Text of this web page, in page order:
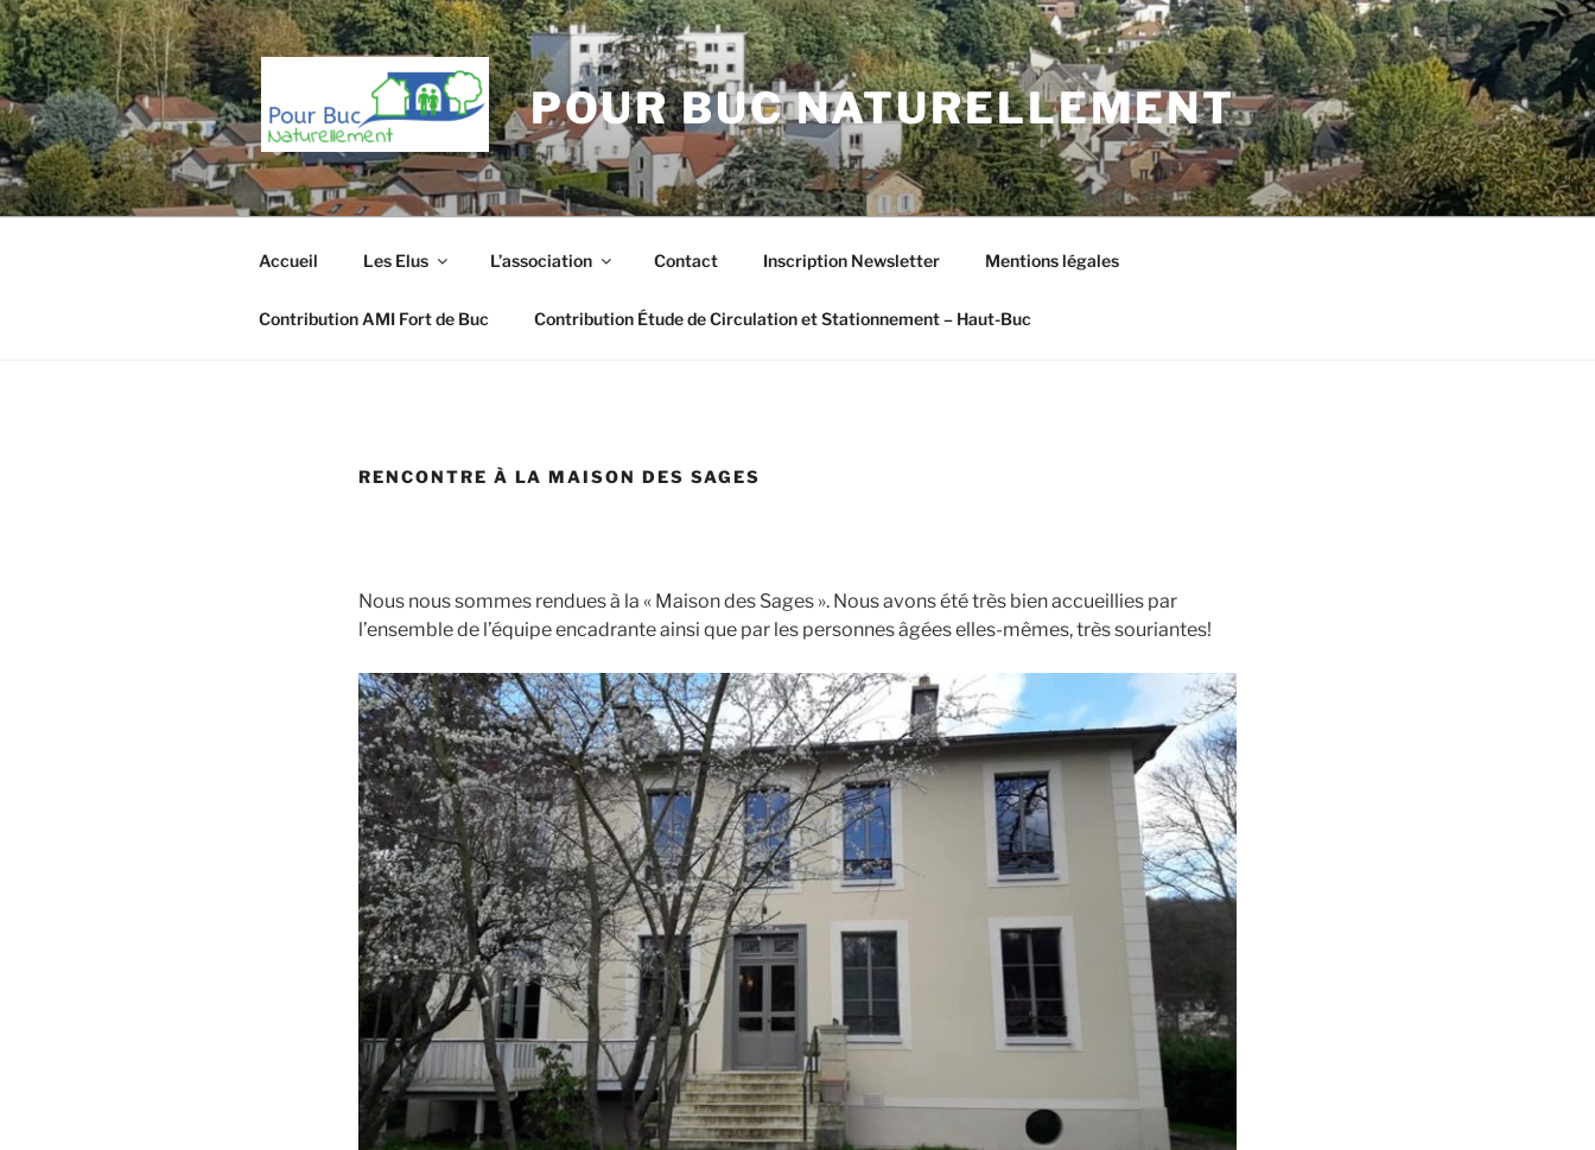
Aller
au
contenu
principal
POUR BUC NATURELLEMENT
Accueil Les Elus L’association Contact Inscription Newsletter Mentions légales
Contribution AMI Fort de Buc Contribution Étude de Circulation et Stationnement – Haut-Buc
RENCONTRE À LA MAISON DES SAGES
Nous nous sommes rendues à la « Maison des Sages ». Nous avons été très bien accueillies par
l’ensemble de l’équipe encadrante ainsi que par les personnes âgées elles-mêmes, très souriantes!